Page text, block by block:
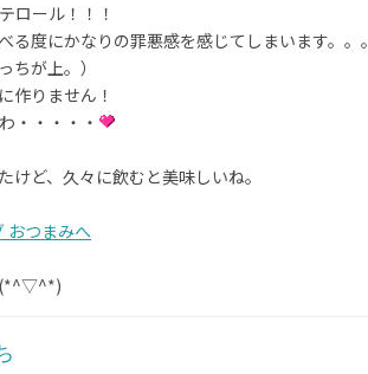
ロール！！！
る度にかなりの罪悪感を感じてしまいます。。。
ちが上。）
作りません！
・・・・・
けど、久々に飲むと美味しいね。
(*^▽^*)